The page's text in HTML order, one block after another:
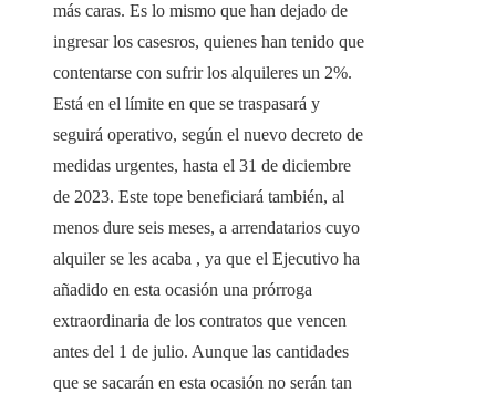
más caras. Es lo mismo que han dejado de
ingresar los casesros, quienes han tenido que
contentarse con sufrir los alquileres un 2%.
Está en el límite en que se traspasará y
seguirá operativo, según el nuevo decreto de
medidas urgentes, hasta el 31 de diciembre
de 2023. Este tope beneficiará también, al
menos dure seis meses, a arrendatarios cuyo
alquiler se les acaba , ya que el Ejecutivo ha
añadido en esta ocasión una prórroga
extraordinaria de los contratos que vencen
antes del 1 de julio. Aunque las cantidades
que se sacarán en esta ocasión no serán tan